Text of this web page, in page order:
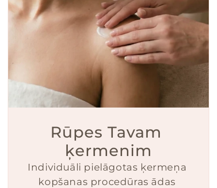
Rūpes Tavam
ķermenim
Individuāli pielāgotas ķermeņa
kopšanas procedūras ādas